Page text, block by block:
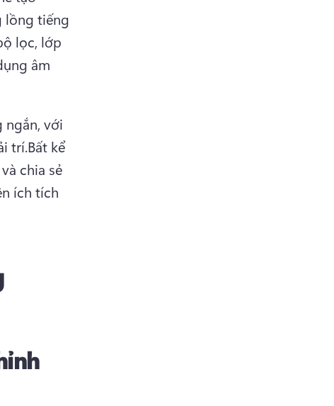
lồng tiếng
lọc, lớp
âm
ngắn, với
trí.Bất kể
chia sẻ
ích tích